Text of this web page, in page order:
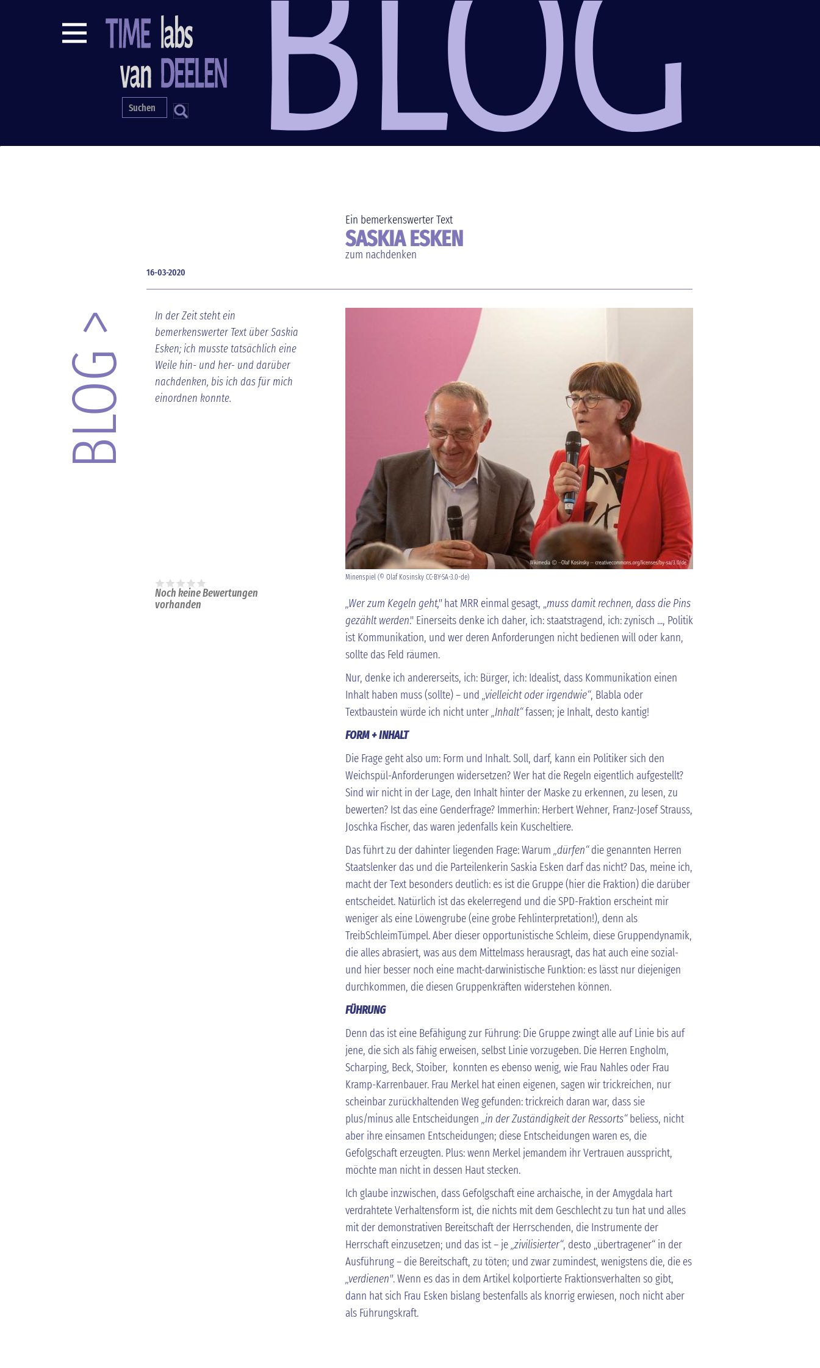
S
BLOG >
Ein bemerkenswerter Text
SASKIA ESKEN
zum nachdenken
16-03-2020
In der Zeit steht ein
bemerkenswerter Text über Saskia
Esken; ich musste tatsächlich eine
Weile hin- und her- und darüber
nachdenken, bis ich das für mich
einordnen konnte.
Minenspiel (© Olaf Kosinsky CC-BY-SA-3.0-de)
Noch keine Bewertungen
vorhanden
„Wer zum Kegeln geht,"hat MRR einmal gesagt, „ muss damit rechnen, dass die Pins
gezählt werden." Einerseits denke ich daher, ich: staatstragend, ich: zynisch ..., Politik
ist Kommunikation, und wer deren Anforderungen nicht bedienen will oder kann,
sollte das Feld räumen.
Nur, denke ich andererseits, ich: Bürger, ich: Idealist, dass Kommunikation einen
Inhalt haben muss (sollte) – und „vielleicht oder irgendwie“, Blabla oder
Textbaustein würde ich nicht unter „Inhalt“fassen; je Inhalt, desto kantig!
FORM + INHALT
Die Frage geht also um: Form und Inhalt. Soll, darf, kann ein Politiker sich den
Weichspül-Anforderungen widersetzen? Wer hat die Regeln eigentlich aufgestellt?
Sind wir nicht in der Lage, den Inhalt hinter der Maske zu erkennen, zu lesen, zu
bewerten? Ist das eine Genderfrage? Immerhin: Herbert Wehner, Franz-Josef Strauss,
Joschka Fischer, das waren jedenfalls kein Kuscheltiere.
Das führt zu der dahinter liegenden Frage: Warum „dürfen“die genannten Herren
Staatslenker das und die Parteilenkerin Saskia Esken darf das nicht? Das, meine ich,
macht der Text besonders deutlich: es ist die Gruppe (hier die Fraktion) die darüber
entscheidet. Natürlich ist das ekelerregend und die SPD-Fraktion erscheint mir
weniger als eine Löwengrube (eine grobe Fehlinterpretation!), denn als
TreibSchleimTümpel. Aber dieser opportunistische Schleim, diese Gruppendynamik,
die alles abrasiert, was aus dem Mittelmass herausragt, das hat auch eine sozial-
und hier besser noch eine macht-darwinistische Funktion: es lässt nur diejenigen
durchkommen, die diesen Gruppenkräften widerstehen können.
FÜHRUNG
Denn das ist eine Befähigung zur Führung: Die Gruppe zwingt alle auf Linie bis auf
jene, die sich als fähig erweisen, selbst Linie vorzugeben. Die Herren Engholm,
Scharping, Beck, Stoiber, konnten es ebenso wenig, wie Frau Nahles oder Frau
Kramp-Karrenbauer. Frau Merkel hat einen eigenen, sagen wir trickreichen, nur
scheinbar zurückhaltenden Weg gefunden: trickreich daran war, dass sie
plus/minus alle Entscheidungen „in der Zuständigkeit der Ressorts“beliess, nicht
aber ihre einsamen Entscheidungen; diese Entscheidungen waren es, die
Gefolgschaft erzeugten. Plus: wenn Merkel jemandem ihr Vertrauen ausspricht,
möchte man nicht in dessen Haut stecken.
Ich glaube inzwischen, dass Gefolgschaft eine archaische, in der Amygdala hart
verdrahtete Verhaltensform ist, die nichts mit dem Geschlecht zu tun hat und alles
mit der demonstrativen Bereitschaft der Herrschenden, die Instrumente der
Herrschaft einzusetzen; und das ist – je „zivilisierter“, desto „übertragener“ in der
Ausführung – die Bereitschaft, zu töten; und zwar zumindest, wenigstens die, die es
„verdienen". Wenn es das in dem Artikel kolportierte Fraktionsverhalten so gibt,
dann hat sich Frau Esken bislang bestenfalls als knorrig erwiesen, noch nicht aber
als Führungskraft.